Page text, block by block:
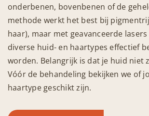
onderbenen, bovenbenen of de
methode werkt het best bij
haar), maar met geavanceerde
diverse huid- en haartypes effectief
worden. Belangrijk is dat je huid niet
Vóór de behandeling bekijken we of
haartype geschikt zijn.